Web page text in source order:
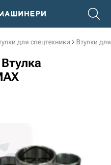
для спецтехники Втулки